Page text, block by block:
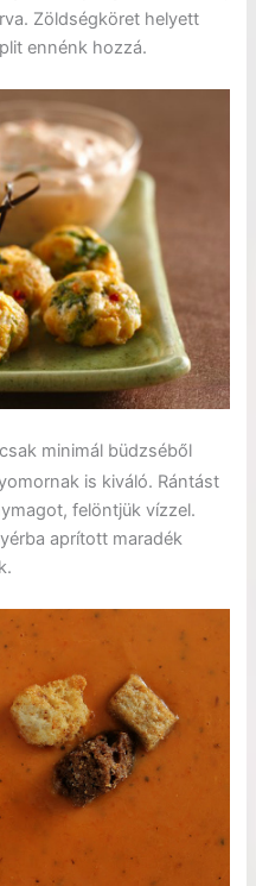
Zöldségköret helyett
ennénk hozzá.
minimál büdzséből
is kiváló. Rántást
felöntjük vízzel.
aprított maradék